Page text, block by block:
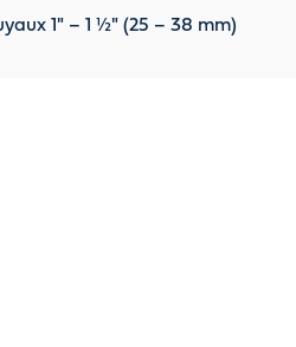
1" – 1 ½" (25 – 38 mm)